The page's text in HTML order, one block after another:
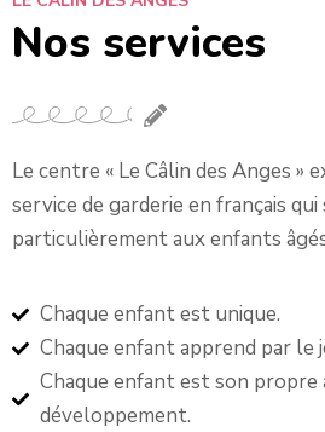
Nos services
Le centre « Le Câlin des Anges »
service de garderie en français qui
particulièrement aux enfants
Chaque enfant est unique.
Chaque enfant apprend par le
Chaque enfant est son propre
développement.